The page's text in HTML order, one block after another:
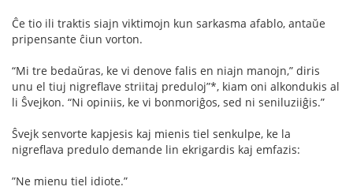
Ĉe tio ili traktis siajn viktimojn kun sarkasma afablo, antaŭe
pripensante ĉiun vorton.
“Mi tre bedaŭras, ke vi denove falis en niajn manojn,” diris
unu el tiuj nigreﬂave striitaj preduloj”*, kiam oni alkondukis al
li Ŝvejkon. “Ni opiniis, ke vi bonmoriĝos, sed ni seniluziiĝis.”
Ŝvejk senvorte kapjesis kaj mienis tiel senkulpe, ke la
nigreflava predulo demande lin ekrigardis kaj emfazis:
”Ne mienu tiel idiote.”